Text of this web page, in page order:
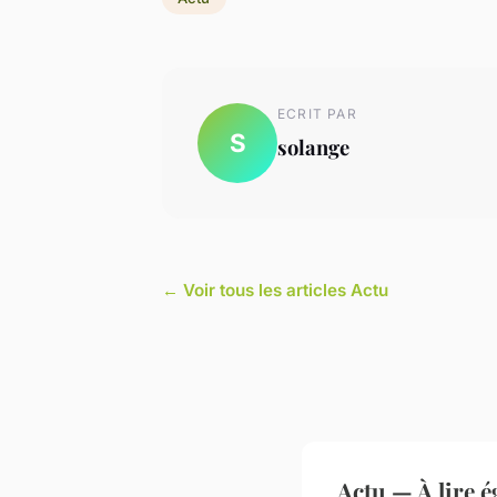
S
ECRIT PAR
solange
← Voir tous les articles Actu
Actu — À lire